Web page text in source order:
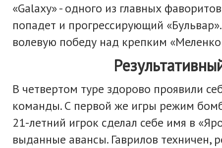
«Galaxy» - одного из главных
попадет и прогрессирующий
волевую победу над крепким
В четвертом туре здорово проявили
команды. С первой же игры режим
21-летний игрок сделал себе имя в
выданные авансы. Гаврилов техничен,